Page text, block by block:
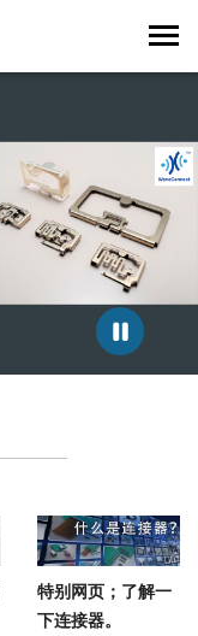
特别网页；了解一
下连接器。